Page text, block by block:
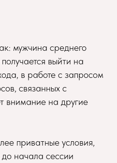
мужчина среднего
выйти на
в работе с запросом
связанных с
внимание на другие
приватные условия,
начала сессии